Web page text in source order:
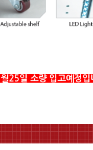
25일 소량 입고예정입